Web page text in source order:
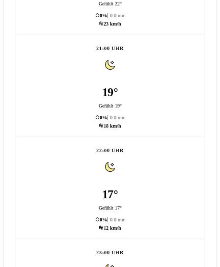
Gefühlt 22°
0%
0.0 mm
23 km/h
21:00 UHR
19°
Gefühlt 19°
0%
0.0 mm
18 km/h
22:00 UHR
17°
Gefühlt 17°
0%
0.0 mm
12 km/h
23:00 UHR